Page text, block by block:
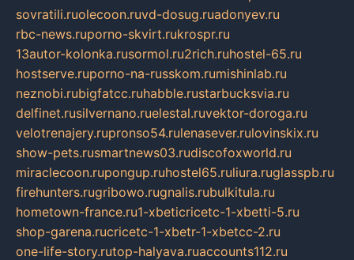
sovratili.ruolecoon.ruvd-dosug.ruadonyev.ru
rbc-news.ruporno-skvirt.rukrospr.ru
13autor-kolonka.rusormol.ru2rich.ruhostel-65.ru
hostserve.ruporno-na-russkom.rumishinlab.ru
neznobi.rubigfatcc.ruhabble.rustarbucksvia.ru
delfinet.rusilvernano.ruelestal.ruvektor-doroga.ru
velotrenajery.rupronso54.rulenasever.rulovinskix.ru
show-pets.rusmartnews03.rudiscofoxworld.ru
miraclecoon.rupongup.ruhostel65.ruliura.ruglasspb.ru
firehunters.rugribowo.rugnalis.rubulkitula.ru
hometown-france.ru1-xbeticricetc-1-xbetti-5.ru
shop-garena.rucricetc-1-xbetr-1-xbetcc-2.ru
one-life-story.rutop-halyava.ruaccounts112.ru